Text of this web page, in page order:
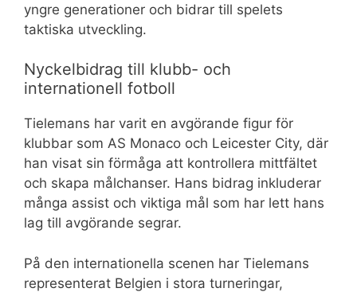
yngre generationer och bidrar till spelets
taktiska utveckling.
Nyckelbidrag till klubb- och
internationell fotboll
Tielemans har varit en avgörande figur för
klubbar som AS Monaco och Leicester City, där
han visat sin förmåga att kontrollera mittfältet
och skapa målchanser. Hans bidrag inkluderar
många assist och viktiga mål som har lett hans
lag till avgörande segrar.
På den internationella scenen har Tielemans
representerat Belgien i stora turneringar,